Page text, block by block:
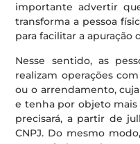
importante advertir
transforma a pessoa
para facilitar a apuração
Nesse sentido, as
realizam operações
ou o arrendamento,
e tenha por objeto
precisará, a partir de
CNPJ. Do mesmo